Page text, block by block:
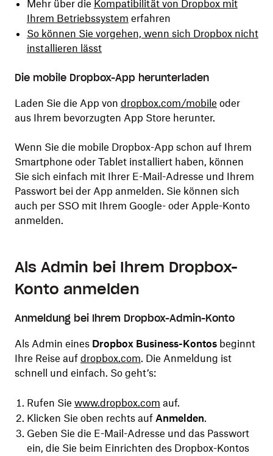
Mehr über die Kompatibilität von Dropbox mit
Ihrem Betriebssystem erfahren
So können Sie vorgehen, wenn sich Dropbox nicht
installieren lässt
Die mobile Dropbox-App herunterladen
Laden Sie die App von dropbox.com/mobile oder
aus Ihrem bevorzugten App Store herunter.
Wenn Sie die mobile Dropbox-App schon auf Ihrem
Smartphone oder Tablet installiert haben, können
Sie sich einfach mit Ihrer E-Mail-Adresse und Ihrem
Passwort bei der App anmelden. Sie können sich
auch per SSO mit Ihrem Google- oder Apple-Konto
anmelden.
Als Admin bei Ihrem Dropbox-
Konto anmelden
Anmeldung bei Ihrem Dropbox-Admin-Konto
Als Admin eines Dropbox Business-Kontosbeginnt
Ihre Reise auf dropbox.com. Die Anmeldung ist
schnell und einfach. So geht’s:
Rufen Sie www.dropbox.com auf.
Klicken Sie oben rechts aufAnmelden.
Geben Sie die E-Mail-Adresse und das Passwort
ein, die Sie beim Einrichten des Dropbox-Kontos